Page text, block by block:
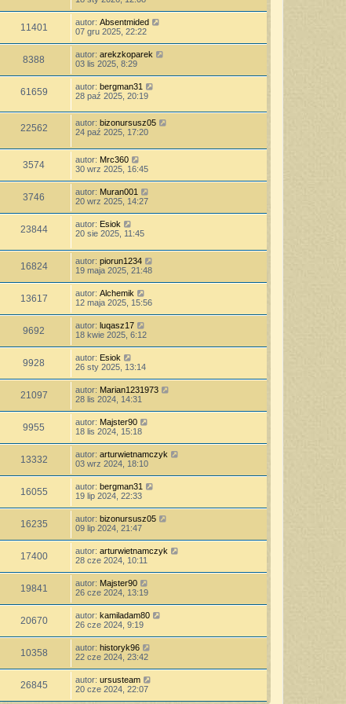
11401 autor: Absentmided
07 gru 2025, 22:22
8388 autor: arekzkoparek
03 lis 2025, 8:29
61659 autor: bergman31
28 paź 2025, 20:19
22562 autor: bizonursusz05
24 paź 2025, 17:20
3574 autor: Mrc360
30 wrz 2025, 16:45
3746 autor: Muran001
20 wrz 2025, 14:27
23844 autor: Esiok
20 sie 2025, 11:45
16824 autor: piorun1234
19 maja 2025, 21:48
13617 autor: Alchemik
12 maja 2025, 15:56
9692 autor: luqasz17
18 kwie 2025, 6:12
9928 autor: Esiok
26 sty 2025, 13:14
21097 autor: Marian1231973
28 lis 2024, 14:31
9955 autor: Majster90
18 lis 2024, 15:18
13332 autor: arturwietnamczyk
03 wrz 2024, 18:10
16055 autor: bergman31
19 lip 2024, 22:33
16235 autor: bizonursusz05
09 lip 2024, 21:47
17400 autor: arturwietnamczyk
28 cze 2024, 10:11
19841 autor: Majster90
26 cze 2024, 13:19
20670 autor: kamiladam80
26 cze 2024, 9:19
10358 autor: historyk96
22 cze 2024, 23:42
26845 autor: ursusteam
20 cze 2024, 22:07